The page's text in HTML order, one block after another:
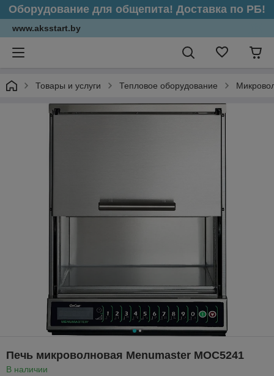
Оборудование для общепита! Доставка по РБ!
www.aksstart.by
Товары и услуги Тепловое оборудование
Печь микроволновая Menumaster MOC5241
В наличии